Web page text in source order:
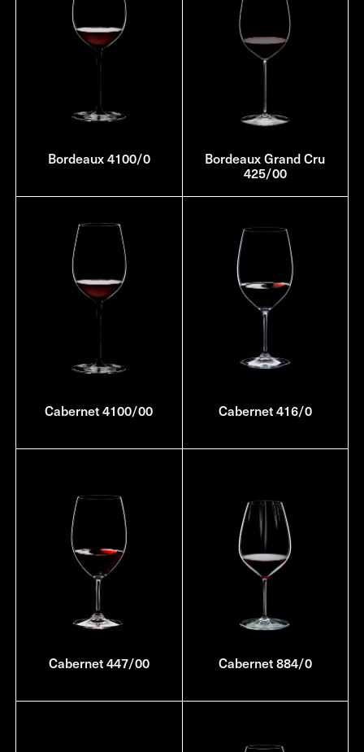
Bordeaux 4100/0 Bordeaux Grand Cru
425/00
Cabernet 4100/00 Cabernet 416/0
Cabernet 447/00 Cabernet 884/0